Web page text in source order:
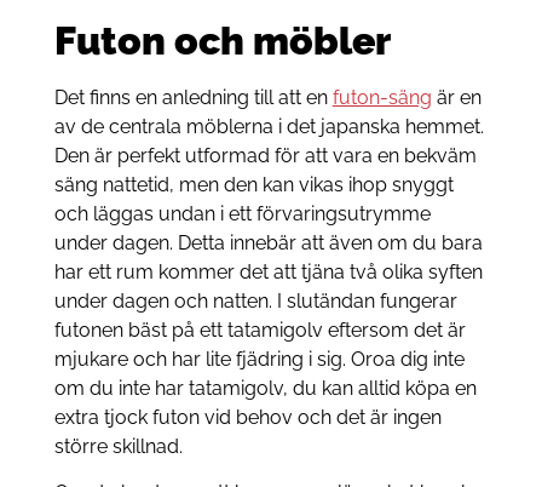
Futon och möbler
Det finns en anledning till att en futon-säng är en
av de centrala möblerna i det japanska hemmet.
Den är perfekt utformad för att vara en bekväm
säng nattetid, men den kan vikas ihop snyggt
och läggas undan i ett förvaringsutrymme
under dagen. Detta innebär att även om du bara
har ett rum kommer det att tjäna två olika syften
under dagen och natten. I slutändan fungerar
futonen bäst på ett tatamigolv eftersom det är
mjukare och har lite fjädring i sig. Oroa dig inte
om du inte har tatamigolv, du kan alltid köpa en
extra tjock futon vid behov och det är ingen
större skillnad.